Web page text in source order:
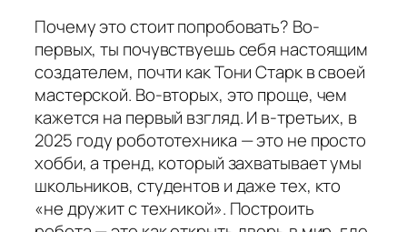
Почему это стоит попробовать? Во-
первых, ты почувствуешь себя настоящим
создателем, почти как Тони Старк в своей
мастерской. Во-вторых, это проще, чем
кажется на первый взгляд. И в-третьих, в
2025 году робототехника — это не просто
хобби, а тренд, который захватывает умы
школьников, студентов и даже тех, кто
«не дружит с техникой». Построить